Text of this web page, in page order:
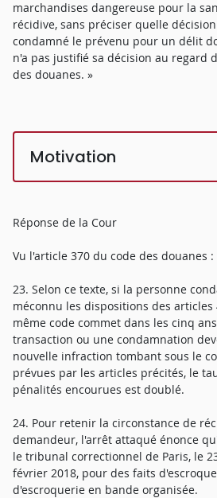
marchandises dangereuse pour la
récidive, sans préciser quelle
condamné le prévenu pour un délit
n'a pas justifié sa décision au regard
des douanes. »
Motivation
Réponse de la Cour
Vu l'article 370 du code des douanes :
23. Selon ce texte, si la personne
méconnu les dispositions des articles
même code commet dans les cinq
transaction ou une condamnation
nouvelle infraction tombant sous le
prévues par les articles précités, le
pénalités encourues est doublé.
24. Pour retenir la circonstance de
demandeur, l'arrêt attaqué énonce
le tribunal correctionnel de Paris, le
février 2018, pour des faits
d'escroquerie en bande organisée.